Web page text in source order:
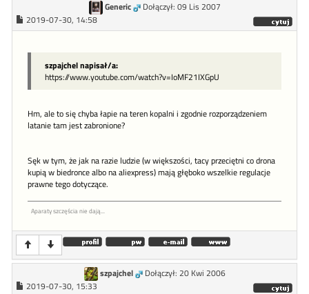
Generic
Dołączył: 09 Lis 2007
2019-07-30, 14:58
szpajchel napisał/a:
https://www.youtube.com/watch?v=IoMF21IXGpU
Hm, ale to się chyba łapie na teren kopalni i zgodnie rozporządzeniem
latanie tam jest zabronione?
Sęk w tym, że jak na razie ludzie (w większości, tacy przeciętni co drona
kupią w biedronce albo na aliexpress) mają głęboko wszelkie regulacje
prawne tego dotyczące.
Aparaty szczęścia nie dają...
szpajchel
Dołączył: 20 Kwi 2006
2019-07-30, 15:33